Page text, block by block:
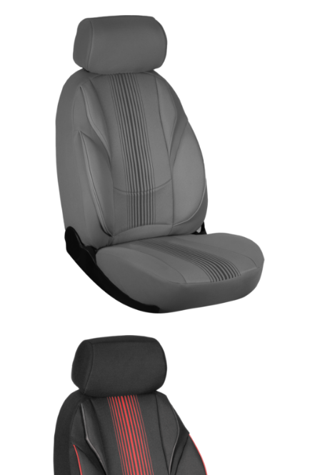
ÜRÜN DETAYINI GÖR